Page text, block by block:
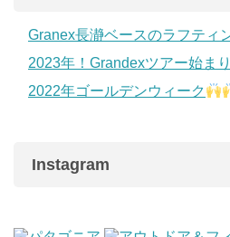
Granex長瀞ベースのラフティ
2023年！Grandexツアー始ま
2022年ゴールデンウィーク
Instagram